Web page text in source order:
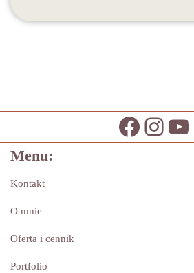
Menu:
Kontakt
O mnie
Oferta i cennik
Portfolio